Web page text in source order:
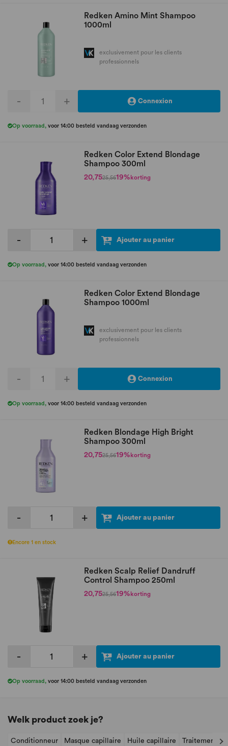
Redken Amino Mint Shampoo
1000ml
exclusivement pour les clients
professionnels
- + Connexion
Op voorraad , voor 14:00 besteld vandaag verzonden
Redken Color Extend Blondage
Shampoo 300ml
20,7525,5619% korting
- + Ajouter au panier
Op voorraad , voor 14:00 besteld vandaag verzonden
Redken Color Extend Blondage
Shampoo 1000ml
exclusivement pour les clients
professionnels
- + Connexion
Op voorraad , voor 14:00 besteld vandaag verzonden
Redken Blondage High Bright
Shampoo 300ml
20,7525,5619% korting
- + Ajouter au panier
Encore 1 en stock
Redken Scalp Relief Dandruff
Control Shampoo 250ml
20,7525,5619% korting
- + Ajouter au panier
Op voorraad , voor 14:00 besteld vandaag verzonden
Welk product zoek je?
Conditionneur Masque capillaire Huile capillaire Traitement